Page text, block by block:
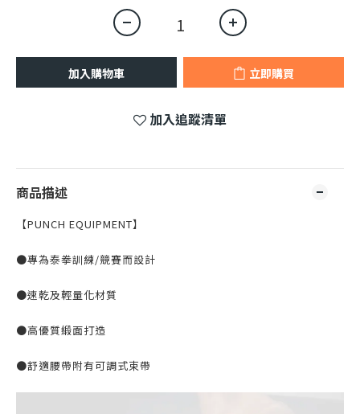
加入購物車 立即購買
加入追蹤清單
商品描述
【PUNCH EQUIPMENT】
●專為泰拳訓練/競賽而設計
●速乾及輕量化材質
●高優質緞面打造
●舒適腰帶附有可調式束帶